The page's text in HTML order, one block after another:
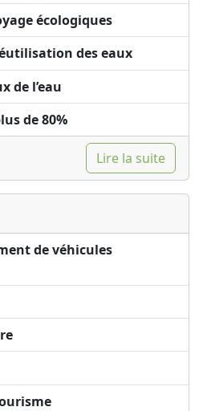
écologiques
des eaux
de l’eau
de 80%
Lire la suite
de véhicules